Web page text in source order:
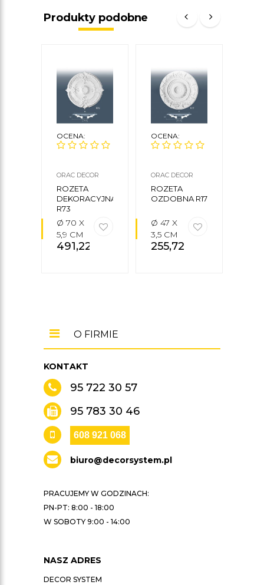
Produkty podobne
OCENA:
ORAC DECOR
ROZETA
DEKORACYJNA
R73
Ø 70 X
5,9 CM
491,22
OCENA:
ORAC DECOR
ROZETA
OZDOBNA R17
Ø 47 X
3,5 CM
255,72
KONTAKT
95 722 30 57
95 783 30 46
608 921 068
biuro@decorsystem.pl
PRACUJEMY W GODZINACH:
PN-PT: 8:00 - 18:00
W SOBOTY 9:00 - 14:00
NASZ ADRES
DECOR SYSTEM
O FIRMIE